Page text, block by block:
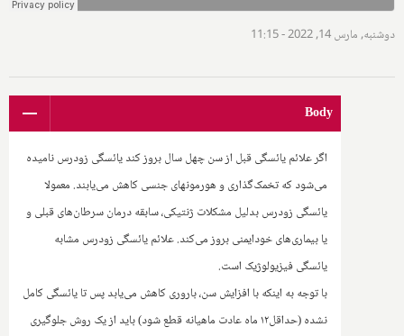
دوشنبه, مارس 14, 2022 - 11:15
Body
اگر علائم یائسگی قبل از سن چهل سال بروز کند یائسگی زودرس نامیده
می‌شود که تخمک‌گذاری و هورمونهای جنسی کاهش می‌یابند. معمولا
یائسگی زودرس بدلیل مشکلات ژنتیکی، سابقه درمان سرطان‌های قبلی و
یا بیماری‌های خودایمنی بروز می‌کند. علائم یائسگی زودرس مشابه
یائسگی فیزیولوژیک است.
با توجه به اینکه با افزایش سن، باروری کاهش می‌یابد پس تا یائسگی کامل
نشده (حداقل۱۲ ماه عادت ماهیانه قطع شود) باید از یک روش جلوگیری